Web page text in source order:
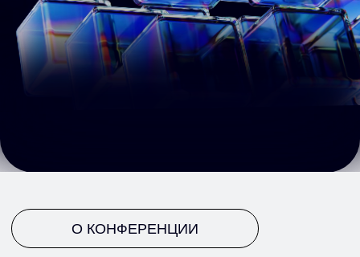
Конференция – для вас, если вы хотите
сделать новый шаг в использовании ИИ:
действовать более эффективно, более
этично. Взять лучшее из этой новой